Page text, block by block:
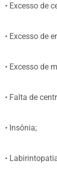
• Excesso de
• Excesso de
• Excesso de
• Falta de
• Insônia;
•